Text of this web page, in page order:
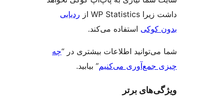
ردیابی
استفاده می‌کند.
اطلاعات بیشتری در “چه
می‌کنیم” بیابید.